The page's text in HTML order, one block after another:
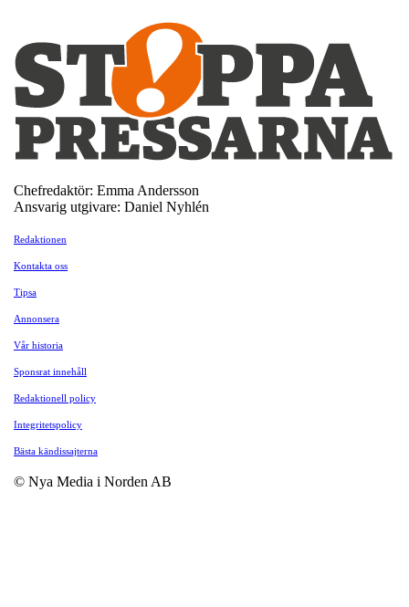
Chefredaktör: Emma Andersson
Ansvarig utgivare: Daniel Nyhlén
Redaktionen
Kontakta oss
Tipsa
Annonsera
Vår historia
Sponsrat innehåll
Redaktionell policy
Integritetspolicy
Bästa kändissajterna
© Nya Media i Norden AB